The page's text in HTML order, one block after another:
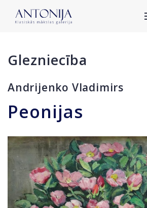
Glezniecība
Andrijenko Vladimirs
Peonijas